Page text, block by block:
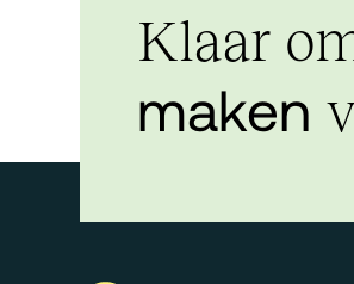
Klaar
maken